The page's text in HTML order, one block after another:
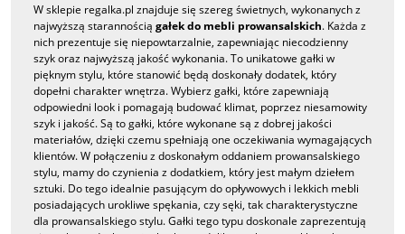
W sklepie regalka.pl znajduje się szereg świetnych, wykonanych z
najwyższą starannością gałek do mebli prowansalskich. Każda z
nich prezentuje się niepowtarzalnie, zapewniając niecodzienny
szyk oraz najwyższą jakość wykonania. To unikatowe gałki w
pięknym stylu, które stanowić będą doskonały dodatek, który
dopełni charakter wnętrza. Wybierz gałki, które zapewniają
odpowiedni look i pomagają budować klimat, poprzez niesamowity
szyk i jakość. Są to gałki, które wykonane są z dobrej jakości
materiałów, dzięki czemu spełniają one oczekiwania wymagających
klientów. W połączeniu z doskonałym oddaniem prowansalskiego
stylu, mamy do czynienia z dodatkiem, który jest małym dziełem
sztuki. Do tego idealnie pasującym do opływowych i lekkich mebli
posiadających urokliwe spękania, czy sęki, tak charakterystyczne
dla prowansalskiego stylu. Gałki tego typu doskonale zaprezentują